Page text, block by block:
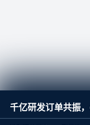
千亿研发订单共振